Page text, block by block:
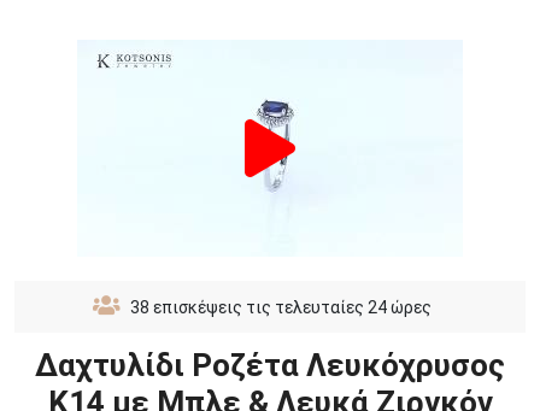
38 επισκέψεις τις τελευταίες 24 ώρες
Δαχτυλίδι Ροζέτα Λευκόχρυσος
Κ14 με Μπλε & Λευκά Ζιργκόν